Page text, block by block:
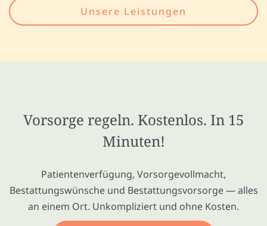
Unsere Leistungen
Vorsorge regeln. Kostenlos. In 15
Minuten!
Patientenverfügung, Vorsorgevollmacht,
Bestattungswünsche und Bestattungsvorsorge — alles
an einem Ort. Unkompliziert und ohne Kosten.